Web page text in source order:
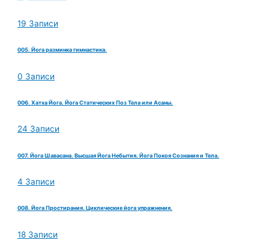
19 Записи
005. Йога разминка гимнастика.
0 Записи
006. Хатха Йога. Йога Статических Поз Тела или Асаны.
24 Записи
007. Йога Шавасана. Высшая Йога Небытия. Йога Покоя Сознания и Тела.
4 Записи
008. Йога Простирания. Циклические йога упражнения.
18 Записи